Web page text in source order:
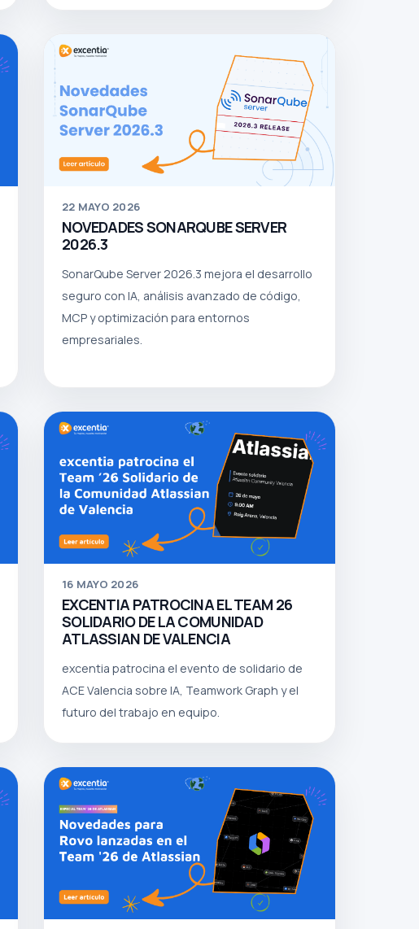
22 MAYO 2026
NOVEDADES SONARQUBE SERVER
2026.3
SonarQube Server 2026.3 mejora el desarrollo
seguro con IA, análisis avanzado de código,
MCP y optimización para entornos
empresariales.
16 MAYO 2026
EXCENTIA PATROCINA EL TEAM 26
SOLIDARIO DE LA COMUNIDAD
ATLASSIAN DE VALENCIA
excentia patrocina el evento de solidario de
ACE Valencia sobre IA, Teamwork Graph y el
futuro del trabajo en equipo.